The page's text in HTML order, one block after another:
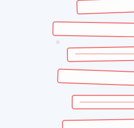
Une fois la première automatisation
la deuxième tâche à automatiser.
Le rythme idéal en TPE : une nouvelle
Combien ça coûte
Voici les fourchettes typiques observées
Automatisation simple en
Pack démarrage TPE(3 à 5